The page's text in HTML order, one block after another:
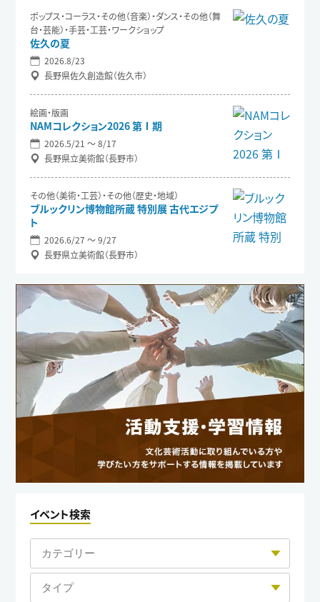
ポップス・コーラス・その他（音楽）・ダンス・その他（舞
台・芸能）・手芸・工芸・ワークショップ
佐久の夏
2026.8/23
長野県佐久創造館（佐久市）
絵画・版画
NAMコレクション2026 第Ⅰ期
2026.5/21 〜 8/17
長野県立美術館（長野市）
その他（美術・工芸）・その他（歴史・地域）
ブルックリン博物館所蔵 特別展 古代エジプ
ト
2026.6/27 〜 9/27
長野県立美術館（長野市）
イベント検索